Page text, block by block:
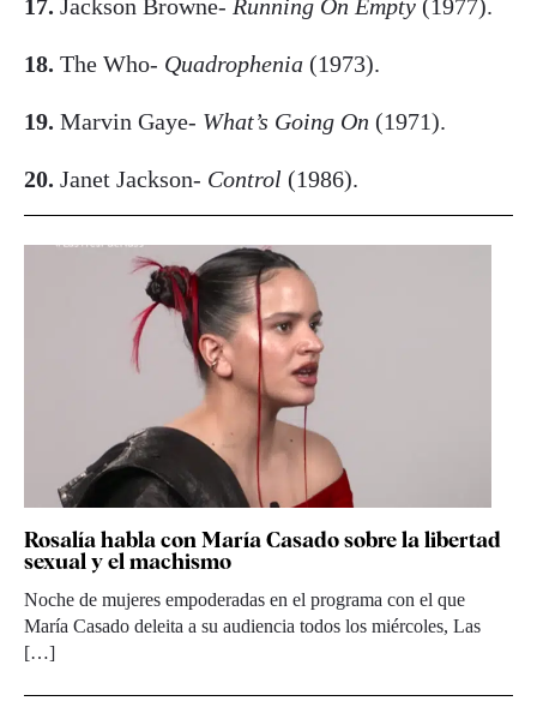
17. Jackson Browne- Running On Empty (1977).
18. The Who- Quadrophenia (1973).
19. Marvin Gaye- What’s Going On (1971).
20. Janet Jackson- Control (1986).
Rosalía habla con María Casado sobre la libertad
sexual y el machismo
Noche de mujeres empoderadas en el programa con el que
María Casado deleita a su audiencia todos los miércoles, Las
[…]